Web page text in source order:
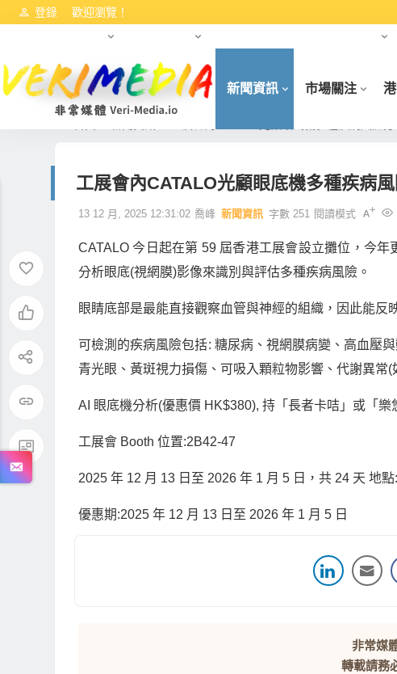
歡迎瀏覽！
登錄
新聞資訊 市場關注
工展會內CATALO光顧眼底機多種疾病
13 12 月, 2025 12:31:02 喬峰 新聞資訊 字數 251 閱讀模式
CATALO今日起在第 59 屆香港工展會設立攤位，今年
分析眼底(視網膜)影像來識別與評估多種疾病風險。
眼睛底部是最能直接觀察血管與神經的組織，因此能反
可檢測的疾病風險包括: 糖尿病、視網膜病變、高血壓
青光眼、黃斑視力損傷、可吸入顆粒物影響、代謝異常(
AI 眼底機分析(優惠價 HK$380),持「長者卡咭」或「樂
工展會 Booth位置:2B42-47
2025年 12 月 13 日至 2026年 1 月 5 日，共 24 天 地點
優惠期:2025年 12 月 13 日至 2026年 1 月 5 日
非常媒
轉載請務